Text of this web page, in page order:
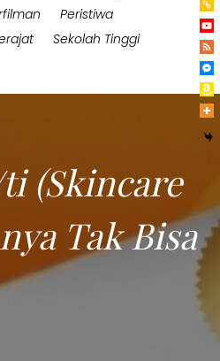
Peristiwa
Sekolah Tinggi
(Skincare
Tak Bisa